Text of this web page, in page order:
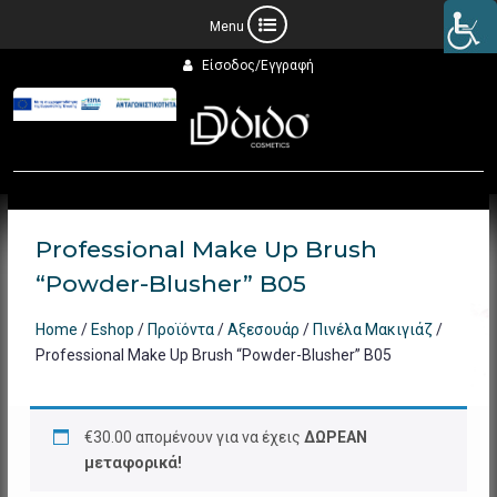
στο
περιεχόμενο
Είσοδος/Εγγραφή
Professional Make Up Brush
“Powder-Blusher” B05
Home / Eshop / Προϊόντα/Αξεσουάρ / Πινέλα Μακιγιάζ/
Professional Make Up Brush “Powder-Blusher” B05
€30.00 απομένουν για να έχεις ΔΩΡΕΑΝ
μεταφορικά!